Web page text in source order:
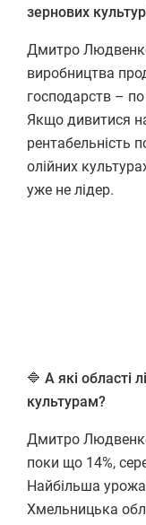
зернових
Дмитро
виробництва
господарств – по
Якщо дивитися
рентабельність
олійних
уже не лідер.
🔷 А які області
культурам?
Дмитро
поки що 14%,
Найбільша
Хмельницька